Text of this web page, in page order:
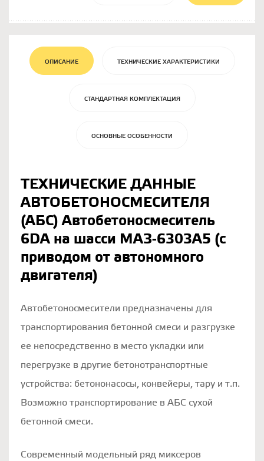
ОПИСАНИЕ ТЕХНИЧЕСКИЕ ХАРАКТЕРИСТИКИ
СТАНДАРТНАЯ КОМПЛЕКТАЦИЯ
ОСНОВНЫЕ ОСОБЕННОСТИ
ТЕХНИЧЕСКИЕ ДАННЫЕ
АВТОБЕТОНОСМЕСИТЕЛЯ
(АБС) Автобетоносмеситель
6DA на шасси МАЗ-6303А5 (с
приводом от автономного
двигателя)
Автобетоносмесители предназначены для
транспортирования бетонной смеси и разгрузке
ее непосредственно в место укладки или
перегрузке в другие бетонотранспортные
устройства: бетононасосы, конвейеры, тару и т.п.
Возможно транспортирование в АБС сухой
бетонной смеси.
Современный модельный ряд миксеров